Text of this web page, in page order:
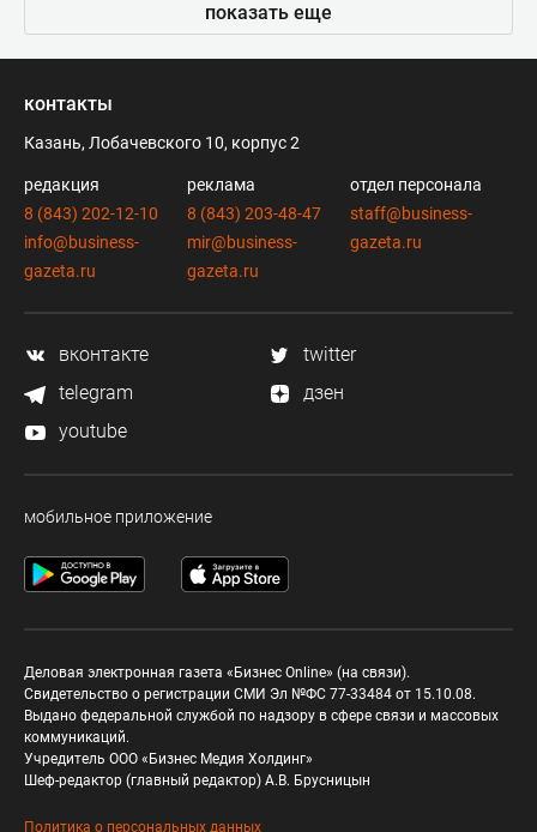
показать еще
контакты
Казань, Лобачевского 10, корпус 2
редакция
8 (843) 202-12-10
info@business-
gazeta.ru
реклама
8 (843) 203-48-47
mir@business-
gazeta.ru
отдел персонала
staff@business-
gazeta.ru
вконтакте
twitter
telegram
дзен
youtube
мобильное приложение
Деловая электронная газета «Бизнес Online» (на связи).
Свидетельство о регистрации СМИ Эл №ФС 77-33484 от 15.10.08.
Выдано федеральной службой по надзору в сфере связи и массовых
коммуникаций.
Учредитель ООО «Бизнес Медия Холдинг»
Шеф-редактор (главный редактор) А.В. Брусницын
Политика о персональных данных